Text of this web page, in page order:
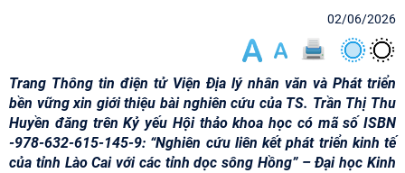
02/06/2026
Trang Thông tin điện tử Viện Địa lý nhân văn và Phát triển
bền vững xin giới thiệu bài nghiên cứu của TS. Trần Thị Thu
Huyền đăng trên Kỷ yếu Hội thảo khoa học có mã số ISBN
-978-632-615-145-9: “Nghiên cứu liên kết phát triển kinh tế
của tỉnh Lào Cai với các tỉnh dọc sông Hồng” – Đại học Kinh